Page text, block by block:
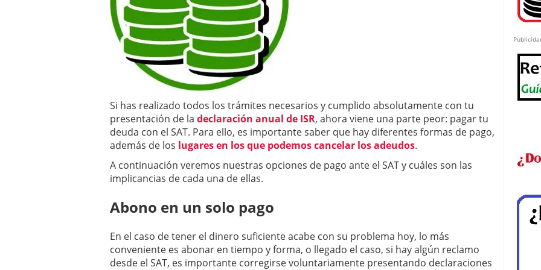
Si has realizado todos los trámites necesarios y cumplido absolutamente con tu
presentación de la declaración anual de ISR, ahora viene una parte peor: pagar tu
deuda con el SAT. Para ello, es importante saber que hay diferentes formas de pago,
además de los lugares en los que podemos cancelar los adeudos.
A continuación veremos nuestras opciones de pago ante el SAT y cuáles son las
implicancias de cada una de ellas.
Abono en un solo pago
En el caso de tener el dinero suficiente acabe con su problema hoy, lo más
conveniente es abonar en tiempo y forma, o llegado el caso, si hay algún reclamo
desde el SAT, es importante corregirse voluntariamente presentando declaraciones